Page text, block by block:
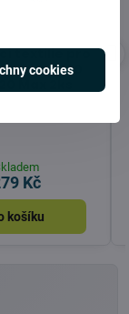
textilie pro
X20
Kč
košíku
cookies